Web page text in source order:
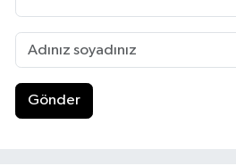
Gönder